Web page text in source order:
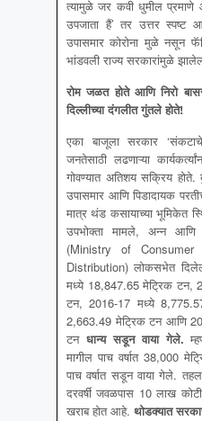
त्यामुळे जर कवी धुमील
उपजाता हैं’ तर उत्तर स्पष्ट
उपासमार कोरोना मुळे नसून
भांडवली राज्य सरकारांमुळे
रोम जळत होते आणि निरो
दिल्लीच्या दंगलीत गुंतले होते!
एका बाजूला सरकार
जनतेसाठी लढणाऱ्या
गोवण्यात अतिशय सक्रिय होते.
उपासमार आणि पिडादायक
मात्र थंड कसायाच्या भूमिकेत
उपभोक्ता मामले, अन्न आणि
(Ministry of
Distribution) लोकसभेत
मध्ये 18,847.65 मेट्रिक टन,
टन, 2016-17 मध्ये
2,663.49 मेट्रिक टन आणि
टन धान्य सडून वाया गेले.
मागील पाच वर्षात 38,000
पाच वर्षात सडून वाया गेले.
दरवर्षी जवळपास 10 लाख
खराब होत आहे. थोडक्यात